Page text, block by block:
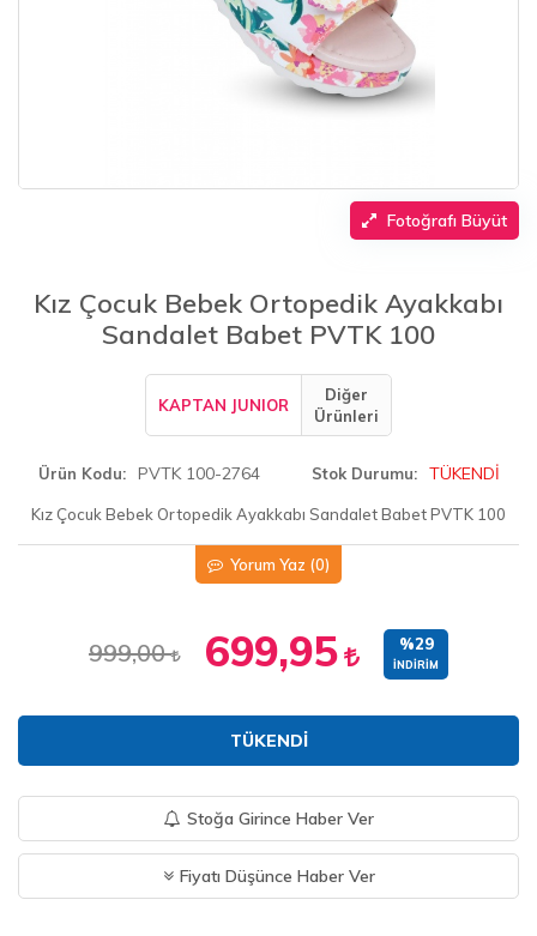
Fotoğrafı Büyüt
Kız Çocuk Bebek Ortopedik Ayakkabı
Sandalet Babet PVTK 100
KAPTAN JUNIOR
Diğer
Ürünleri
Ürün Kodu PVTK 100-2764 Stok Durumu TÜKENDİ
Kız Çocuk Bebek Ortopedik Ayakkabı Sandalet Babet PVTK 100
Yorum Yaz (0)
999,00 699,95 %29
İNDIRIM
TÜKENDI
Stoğa Girince Haber Ver
Fiyatı Düşünce Haber Ver